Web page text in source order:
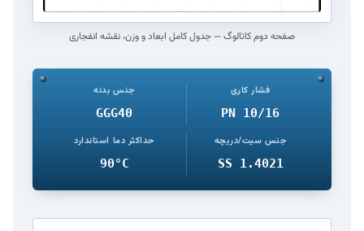
صفحه دوم کاتالوگ — جدول کامل ابعاد و وزن، نقشه انفجاری
فشار کاری
PN 10/16
جنس بدنه
GGG40
جنس سیت/دریچه
SS 1.4021
حداکثر دما استاندارد
90°C